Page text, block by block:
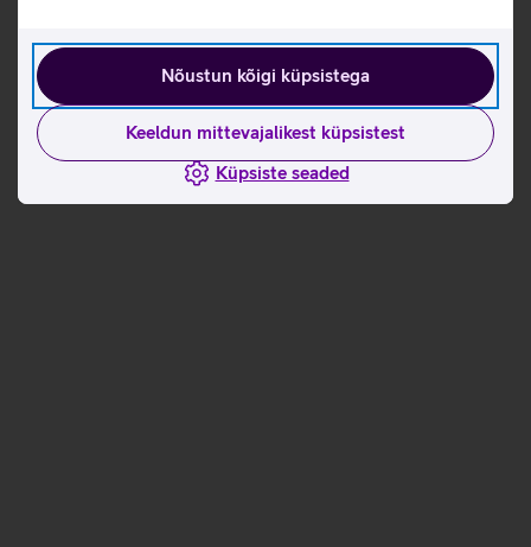
Nõustun kõigi küpsistega
Keeldun mittevajalikest küpsistest
Küpsiste seaded